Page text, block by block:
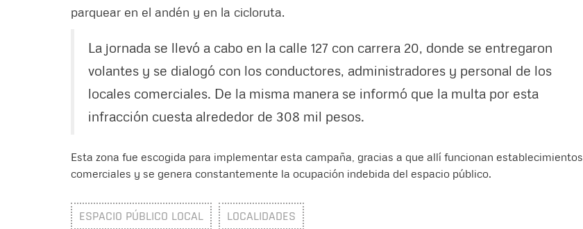
parquear en el andén y en la cicloruta.
La jornada se llevó a cabo en la calle 127 con carrera 20, donde se entregaron
volantes y se dialogó con los conductores, administradores y personal de los
locales comerciales. De la misma manera se informó que la multa por esta
infracción cuesta alrededor de 308 mil pesos.
Esta zona fue escogida para implementar esta campaña, gracias a que allí funcionan establecimientos
comerciales y se genera constantemente la ocupación indebida del espacio público.
ESPACIO PÚBLICO LOCAL LOCALIDADES